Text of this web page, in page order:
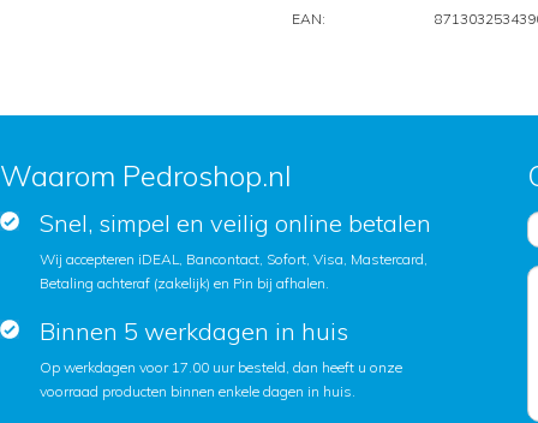
EAN:
Waarom Pedroshop.nl
Snel, simpel en veilig online betalen
Wij accepteren iDEAL, Bancontact, Sofort, Visa, Mastercard,
Betaling achteraf (zakelijk) en Pin bij afhalen.
Binnen 5 werkdagen in huis
Op werkdagen voor 17.00 uur besteld, dan heeft u onze
voorraad producten binnen enkele dagen in huis.